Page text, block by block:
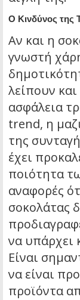
Ο Κινδύνος της
Αν και η
γνωστή
λείπουν
ασφάλεια
trend, η
της
έχει
ποιότητα
αναφορές
σοκολάτας
να υπάρχει
Είναι
να είναι
προϊόντα